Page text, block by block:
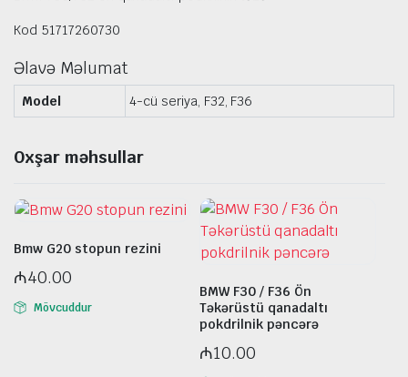
Kod 51717260730
Əlavə Məlumat
Model 4-cü seriya, F32, F36
Oxşar məhsullar
Bmw G20 stopun rezini
₼40.00
Mövcuddur
BMW F30 / F36 Ön
Təkərüstü qanadaltı
pokdrilnik pəncərə
₼10.00